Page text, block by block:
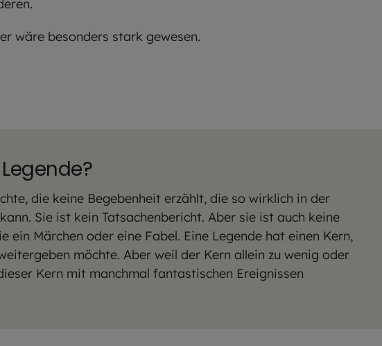
wäre besonders stark gewesen.
die keine Begebenheit erzählt, die so wirklich in der
Sie ist kein Tatsachenbericht. Aber sie ist auch keine
ein Märchen oder eine Fabel. Eine Legende hat einen Kern,
möchte. Aber weil der Kern allein zu wenig oder
Kern mit manchmal fantastischen Ereignissen